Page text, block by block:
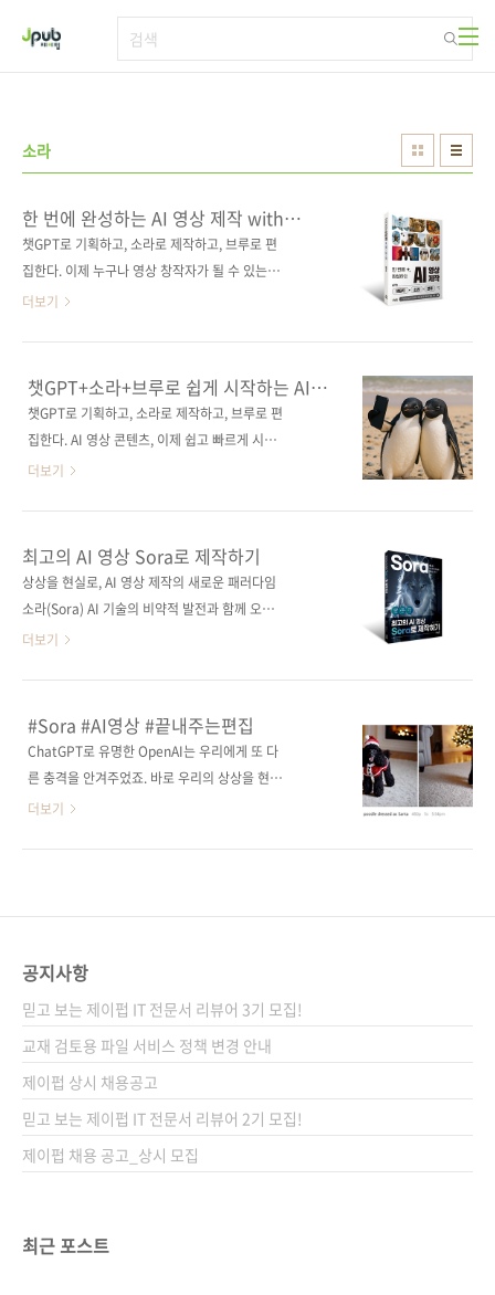
소라
한 번에 완성하는 AI 영상 제작 with
챗GPT+소라+브루
챗GPT로 기획하고, 소라로 제작하고, 브루로 편
집한다. 이제 누구나 영상 창작자가 될 수 있는
시대가 열렸다. 챗GPT로 영상 기획과 프롬프트
여기에 브루(Vrew)로 컷 편집과 자막을 더하면,
누구나 전문가 못지않은 결과물을 만들어 낼 수
있다. 이 책은 AI 영상 제작 입문자를 위한 체계
음 접하는 사람도 차근차근 따라 하다 보면 어느
새 AI 영상 제작이 가능해진다. 영상 콘텐츠, 이
나다순) [교보문고] [도서11번가] [알라딘] [예스
이십사] [쿠팡] 전자책 구매 사이트(가나다순)
[교보문고] ..
더보기
챗GPT+소라+브루로 쉽게 시작하는 AI
영상 제작
챗GPT로 기획하고, 소라로 제작하고, 브루로 편
집한다. AI 영상 콘텐츠, 이제 쉽고 빠르게 시작
해 보세요. 글쓰기, 이미지는 물론이고 이제는
는 방식 자체를 바꾸고 있습니다. 예전이라면 영
상 하나를 만들기 위해 비싼 카메라를 갖추고, 복
잡한 편집 프로그램을 익혀야 했습니다. 하지만
에 띄게 낮아졌습니다. 이제는 아이디어만 있으
면 누구나 영상을 제작할 수 있는 시대입니다. 그
다. 어떤 프롬프트를 써야 원하는 결과물이 나오
는지, 어떤 흐름으로 작업해야 영상이 자연스럽
게 완성되는지를 아는 것이 중요하죠. 결국 핵심
은..
더보기
최고의 AI 영상 Sora로 제작하기
상상을 현실로, AI 영상 제작의 새로운 패러다임
소라(Sora) AI 기술의 비약적 발전과 함께 오픈
AI의 Sora는 상상 속 영상을 현실로 바꾸며 주목
지-비디오, 동영상 확장 등 다양한 기능을 통해
누구나 손쉽게 고품질 영상을 제작할 수 있도록
돕는다. 효율적인 프롬프트 작성법부터 전문적
용한 비즈니스 모델과 수익 창출 전략까지 Sora
가 선사하는 AI 영상 세계의 모든 것을 다룬다.
더보기
#Sora #AI영상 #끝내주는편집
ChatGPT로 유명한 OpenAI는 우리에게 또 다
른 충격을 안겨주었죠. 바로 우리의 상상을 현실
로 구현할 수 있는 동영상 생성 AI인 Sora(소라)
같은 느낌이었죠. 베타 버전이었기 때문에 아쉬
되면 얼마나 더 발전될지 궁금했죠. 그리고 발 빠
른 제이펍! 분명 많은 분야에서 Sora가 활용
될 것이라 생각하고, 많은 분에게 도움이 되고자
Sora 활용서를 준비하기 시작했습니다. 그 책이
바로 오늘 소개해드리는 《최고의 A..
더보기
공지사항
믿고 보는 제이펍 IT 전문서 리뷰어 3기 모집!
교재 검토용 파일 서비스 정책 변경 안내
제이펍 상시 채용공고
믿고 보는 제이펍 IT 전문서 리뷰어 2기 모집!
제이펍 채용 공고_상시 모집
최근 포스트